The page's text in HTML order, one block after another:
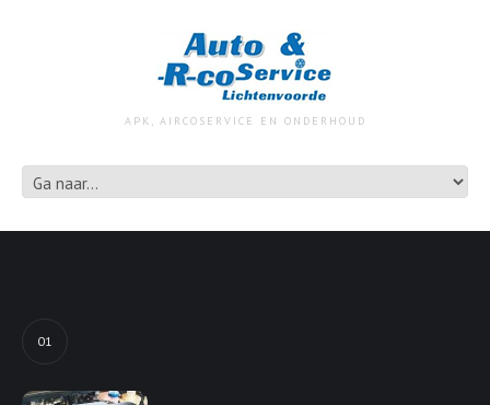
APK, AIRCOSERVICE EN ONDERHOUD
01